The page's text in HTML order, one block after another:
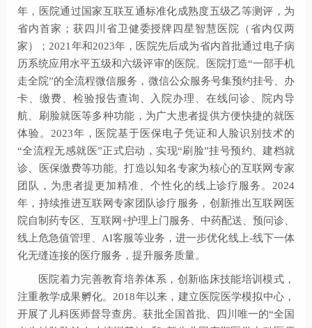
年，医院通过国家互联互通标准化成熟度五级乙等测评，为
省内首家；获四川省卫健委授牌四星智慧医院（省内仅两
家）；2021年和2023年，医院先后成为省内首批通过电子病
历系统应用水平五级和六级评审的医院。医院打造“一部手机
走全院”的全流程微信服务，微信公众服务号集预约挂号、办
卡、缴费、检验报告查询、入院办理、在线问诊、院内导
航、刷脸就医等多种功能，为广大患者提供方便快捷的就医
体验。2023年，医院基于医保电子凭证和人脸识别技术的
“全流程无感就医”正式启动，实现“刷脸”挂号预约、建档就
诊、医保缴费等功能。打造以知名专家为核心的互联网专家
团队，为患者提更加精准、个性化的线上诊疗服务。2024
年，持续推进互联网专家团队诊疗服务，创新推出互联网医
院自制药专区、互联网+护理上门服务、中药配送、预问诊、
线上危急值管理、AI客服等业务，进一步优化线上-线下一体
化无缝连接的医疗服务，提升服务质量。
医院着力完善教育培养体系，创新临床技能培训模式，
注重教学成果孵化。2018年以来，建立医院医学模拟中心，
开展了儿科医师督导查房。获批全国首批、四川唯一的“全国